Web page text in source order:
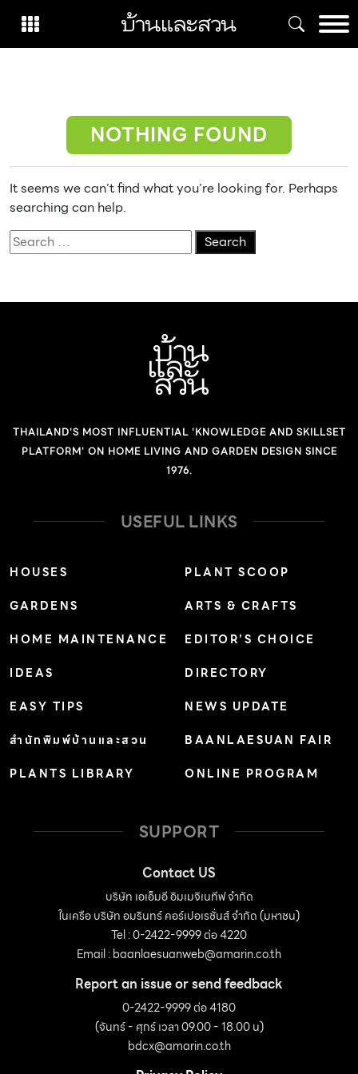
content
NOTHING FOUND
It seems we can’t find what you’re looking for. Perhaps
searching can help.
Search
for:
THAILAND'S MOST INFLUENTIAL 'KNOWLEDGE AND SKILLSET
PLATFORM' ON HOME LIVING AND GARDEN DESIGN SINCE
1976.
USEFUL LINKS
HOUSES
GARDENS
HOME MAINTENANCE
IDEAS
EASY TIPS
สำนักพิมพ์บ้านและสวน
PLANTS LIBRARY
PLANT SCOOP
ARTS & CRAFTS
EDITOR’S CHOICE
DIRECTORY
NEWS UPDATE
BAANLAESUAN FAIR
ONLINE PROGRAM
SUPPORT
Contact US
บริษัท เอเอ็มอี อิมเมจิเนทีฟ จำกัด
ในเครือ บริษัท อมรินทร์ คอร์เปอเรชั่นส์ จำกัด (มหาชน)
Tel : 0-2422-9999 ต่อ 4220
Email :baanlaesuanweb@amarin.co.th
Report an issue or send feedback
0-2422-9999 ต่อ 4180
(จันทร์ - ศุกร์ เวลา 09.00 - 18.00 น)
bdcx@amarin.co.th